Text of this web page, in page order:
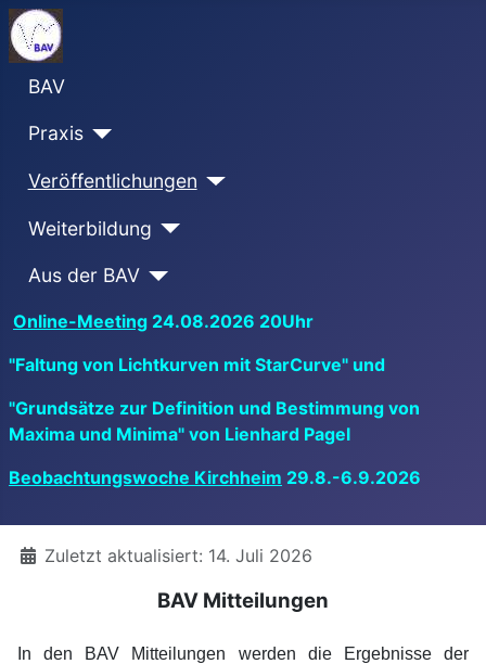
BAV
Praxis
Veröffentlichungen
Weiterbildung
Aus der BAV
Online-Meeting 24.08.2026 20Uhr
"Faltung von Lichtkurven mit StarCurve" und
"Grundsätze zur Definition und Bestimmung von
Maxima und Minima" von Lienhard Pagel
Beobachtungswoche Kirchheim 29.8.-6.9.2026
DetailsZuletzt aktualisiert: 14. Juli 2026
BAV Mitteilungen
In den BAV Mitteilungen werden die Ergebnisse der